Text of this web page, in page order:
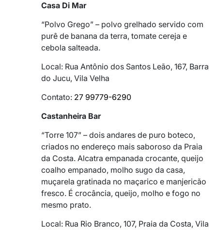
Casa Di Mar
“Polvo Grego” – polvo grelhado servido com
purê de banana da terra, tomate cereja e
cebola salteada.
Local: Rua Antônio dos Santos Leão, 167, Barra
do Jucu, Vila Velha
Contato: 27 99779-6290
Castanheira Bar
“Torre 107” – dois andares de puro boteco,
criados no endereço mais saboroso da Praia
da Costa. Alcatra empanada crocante, queijo
coalho empanado, molho sugo da casa,
muçarela gratinada no maçarico e manjericão
fresco. É crocância, queijo, molho e fogo no
mesmo prato.
Local: Rua Rio Branco, 107, Praia da Costa, Vila